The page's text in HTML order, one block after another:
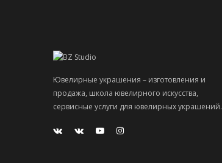
Ювелирные украшения – изготовления и
продажа, школа ювелирного искусства,
сервисные услуги для ювелирных украшений.